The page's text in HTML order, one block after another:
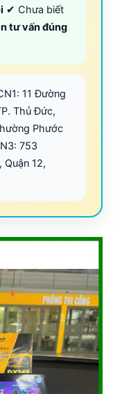
✔ Chưa biết
tư vấn đúng
11 Đường
Thủ Đức,
Phước
753
Quận 12,